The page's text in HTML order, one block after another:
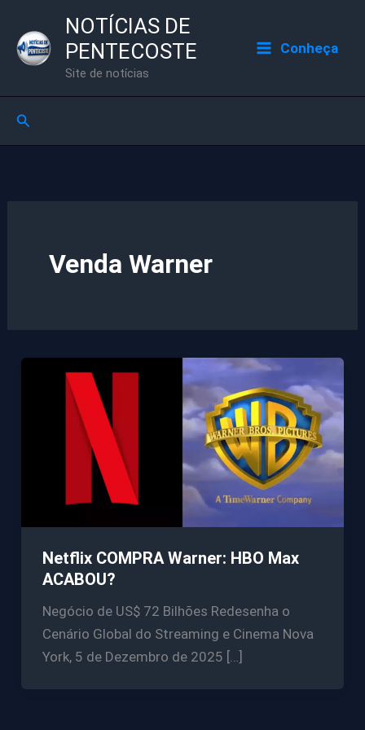
para
NOTÍCIAS DE
PENTECOSTE
Site de notícias
Conheça
Pesquisar
Venda Warner
Netflix COMPRA Warner: HBO Max
ACABOU?
Negócio de US$ 72 Bilhões Redesenha o
Cenário Global do Streaming e Cinema Nova
York, 5 de Dezembro de 2025 […]